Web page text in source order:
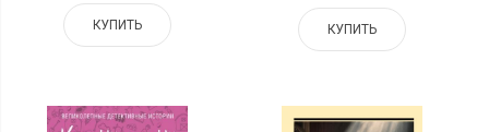
КУПИТЬ КУПИТЬ